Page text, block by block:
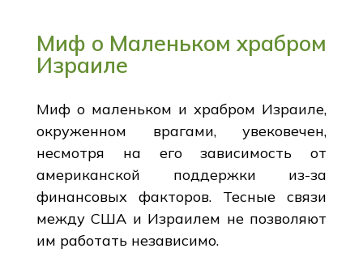
Миф о Маленьком храбром
Израиле
Миф о маленьком и храбром Израиле,
окруженном врагами, увековечен,
несмотря на его зависимость от
американской поддержки из-за
финансовых факторов. Тесные связи
между США и Израилем не позволяют
им работать независимо.